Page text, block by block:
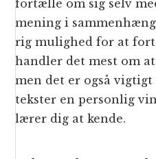
fortælle om sig selv
mening i
rig mulighed for at
handler det mest om
men det er også
tekster en personlig
lærer dig at kende.